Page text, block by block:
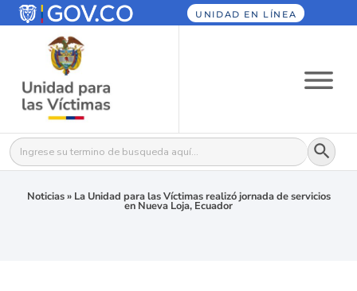
UNIDAD EN LÍNEA
Buscar: Botón
Noticias» La Unidad para las Víctimas realizó jornada de servicios
en Nueva Loja, Ecuador